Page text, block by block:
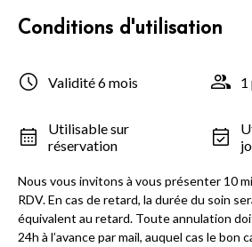
Conditions d'utilisation
Validité 6 mois 1
Utilisable sur
réservation
Nous vous invitons à vous présenter 10
RDV. En cas de retard, la durée du soin
équivalent au retard. Toute annulation
24h à l’avance par mail, auquel cas le bon